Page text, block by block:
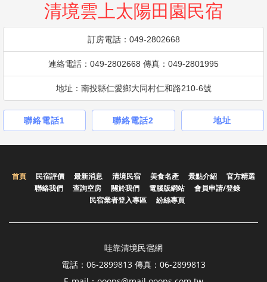
清境雲上太陽田園民宿
訂房電話：049-2802668
連絡電話：049-2802668 傳真：049-2801995
地址：南投縣仁愛鄉大同村仁和路210-6號
聯絡電話1 聯絡電話2 地址
首頁 民宿評價 最新消息 清境民宿 美食名產 景點介紹
官方精選
聯絡我們
查詢空房 關於我們 電腦版網站
會員申請/登錄
民宿業者登入專區
紛絲專頁
哇靠清境民宿網
電話：06-2899813 傳真：06-2899813